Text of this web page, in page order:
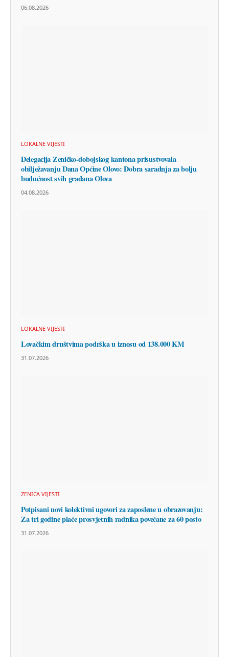
06.08.2026
LOKALNE VIJESTI
Delegacija Zeničko-dobojskog kantona prisustvovala
obilježavanju Dana Općine Olovo: Dobra saradnja za bolju
budućnost svih građana Olova
04.08.2026
LOKALNE VIJESTI
Lovačkim društvima podrška u iznosu od 138.000 KM
31.07.2026
ZENICA VIJESTI
Potpisani novi kolektivni ugovori za zaposlene u obrazovanju:
Za tri godine plaće prosvjetnih radnika povećane za 60 posto
31.07.2026